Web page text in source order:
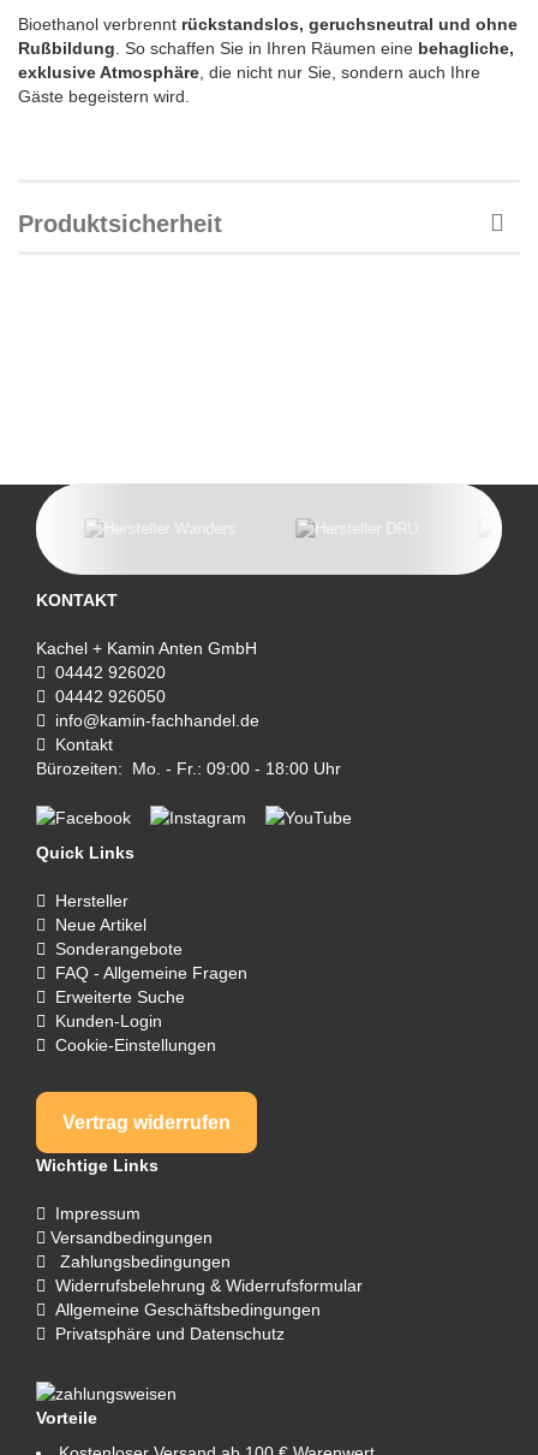
Bioethanol verbrennt rückstandslos, geruchsneutral und ohne
Rußbildung . So schaffen Sie in Ihren Räumen eine behagliche,
exklusive Atmosphäre , die nicht nur Sie, sondern auch Ihre
Gäste begeistern wird.
Produktsicherheit
KONTAKT
Kachel + Kamin Anten GmbH
04442 926020
04442 926050
info@kamin-fachhandel.de
Kontakt
Bürozeiten: Mo. - Fr.: 09:00 - 18:00 Uhr
Quick Links
Hersteller
Neue Artikel
Sonderangebote
FAQ - Allgemeine Fragen
Erweiterte Suche
Kunden-Login
Cookie-Einstellungen
Vertrag widerrufen
Wichtige Links
Impressum
Versandbedingungen
Zahlungsbedingungen
Widerrufsbelehrung & Widerrufsformular
Allgemeine Geschäftsbedingungen
Privatsphäre und Datenschutz
Vorteile